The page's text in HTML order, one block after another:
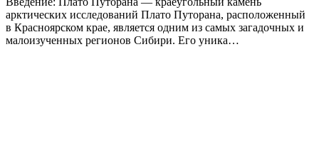
арктических исследований Плато Путорана, расположенный
в Красноярском крае, является одним из самых загадочных и
малоизученных регионов Сибири. Его уника…